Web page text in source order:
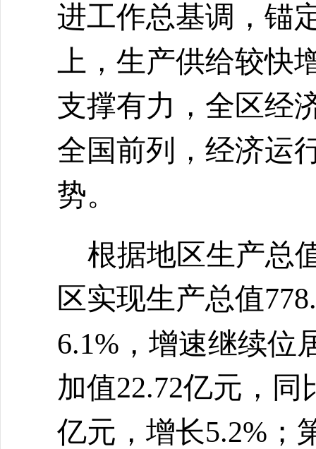
进工作总基调，锚
上，生产供给较
支撑有力，全区经
全国前列，经济运
势。
根据地区生产总
区实现生产总值
6.1%，增速继续位
加值22.72亿元，同
亿元，增长5.2%；